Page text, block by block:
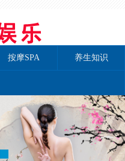
按摩SPA 养生知识